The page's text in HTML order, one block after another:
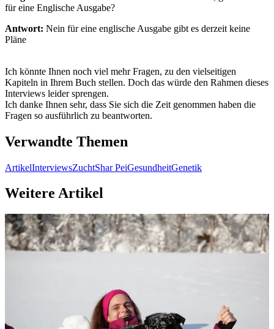
für eine Englische Ausgabe?
Antwort: Nein für eine englische Ausgabe gibt es derzeit keine
Pläne
Ich könnte Ihnen noch viel mehr Fragen, zu den vielseitigen
Kapiteln in Ihrem Buch stellen. Doch das würde den Rahmen dieses
Interviews leider sprengen.
Ich danke Ihnen sehr, dass Sie sich die Zeit genommen haben die
Fragen so ausführlich zu beantworten.
Verwandte Themen
ArtikelInterviewsZuchtShar PeiGesundheitGenetik
Weitere Artikel